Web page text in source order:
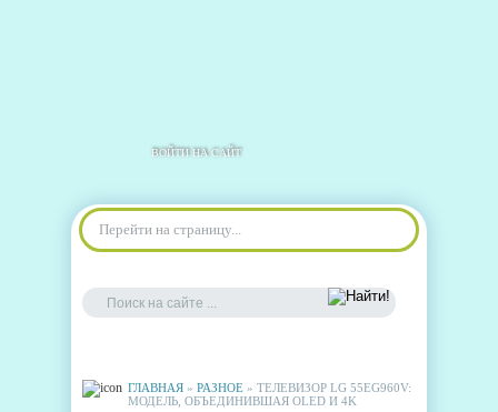
ВОЙТИ НА САЙТ
Перейти на страницу...
ГЛАВНАЯ » РАЗНОЕ » ТЕЛЕВИЗОР LG 55EG960V:
МОДЕЛЬ, ОБЪЕДИНИВШАЯ OLED И 4K